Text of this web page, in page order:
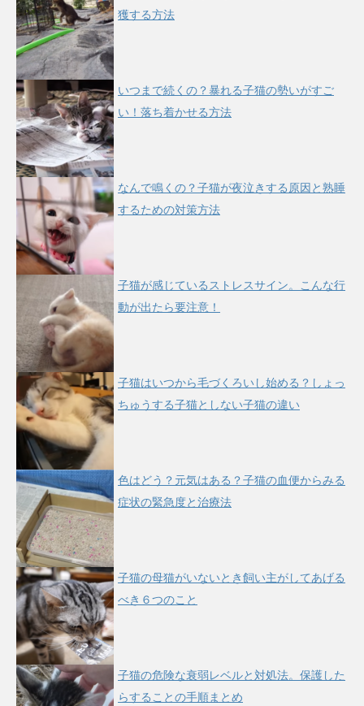
獲する方法
いつまで続くの？暴れる子猫の勢いがすご
い！落ち着かせる方法
なんで鳴くの？子猫が夜泣きする原因と熟睡
するための対策方法
子猫が感じているストレスサイン。こんな行
動が出たら要注意！
子猫はいつから毛づくろいし始める？しょっ
ちゅうする子猫としない子猫の違い
色はどう？元気はある？子猫の血便からみる
症状の緊急度と治療法
子猫の母猫がいないとき飼い主がしてあげる
べき６つのこと
子猫の危険な衰弱レベルと対処法。保護した
らすることの手順まとめ